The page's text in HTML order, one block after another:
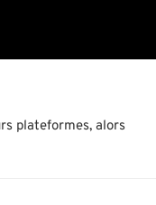
plateformes, alors